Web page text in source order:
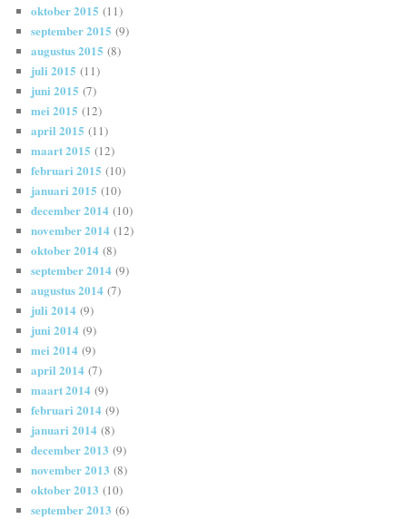
oktober 2015 (11)
september 2015 (9)
augustus 2015 (8)
juli 2015 (11)
juni 2015 (7)
mei 2015 (12)
april 2015 (11)
maart 2015 (12)
februari 2015 (10)
januari 2015 (10)
december 2014 (10)
november 2014 (12)
oktober 2014 (8)
september 2014 (9)
augustus 2014 (7)
juli 2014 (9)
juni 2014 (9)
mei 2014 (9)
april 2014 (7)
maart 2014 (9)
februari 2014 (9)
januari 2014 (8)
december 2013 (9)
november 2013 (8)
oktober 2013 (10)
september 2013 (6)